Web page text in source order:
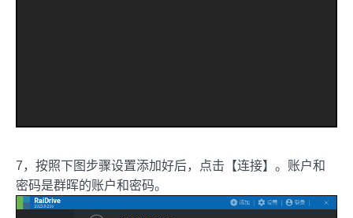
7，按照下图步骤设置添加好后，点击【连接】。账户和
密码是群晖的账户和密码。